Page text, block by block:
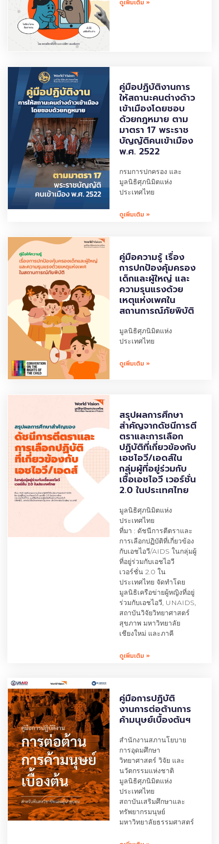
ดูเพิ่มเติม »
คู่มือปฏิบัติงานการ
ให้สถานะคนต่างด้าว
เข้าเมืองโดยชอบ
ด้วยกฎหมาย ตาม
มาตรา 17 พระราช
บัญญัติคนเข้าเมือง
พ.ศ. 2522
กรมการปกครอง และ
มูลนิธิศุภนิมิตแห่ง
ประเทศไทย
ดูเพิ่มเติม »
คู่มือความรู้ เรื่อง
การปกป้องคุ้มครอง
เด็กและผู้ใหญ่ และ
ความรุนแรงด้วย
เหตุแห่งเพศใน
สถานการณ์ภัยพิบัติ
มูลนิธิศุภนิมิตแห่ง
ประเทศไทย
ดูเพิ่มเติม »
สรุปผลการศึกษา
สำคัญจากดัชนีการตี
ตราและการเลือก
ปฏิบัติที่เกี่ยวข้องกับ
เอชไอวี/เอดส์ใน
กลุ่มผู้ที่อยู่ร่วมกับ
เชื้อเอชไอวี เวอร์ชั่น
2.0 ในประเทศไทย
มูลนิธิศุภนิมิตแห่ง
ประเทศไทย
ที่มา : ดัชนีการตีตราและ
การเลือกปฏิบัติที่เกี่ยวข้อง
กับเอชไอวี/AIDS ในกลุ่มผู้
ที่อยู่ร่วมกับเอชไอวี
เวอร์ชั่น 2.0 ใน
ประเทศไทย จัดทำโดย
มูลนิธิเครือข่ายผู้หญิงที่อยู่
ร่วมกับเอชไอวี, UNAIDS,
สถาบันวิจัยวิทยาศาสตร์
สุขภาพ มหาวิทยาลัย
เชียงใหม่ และภาคี
ดูเพิ่มเติม »
คู่มือการปฏิบัติ
งานการต่อต้านการ
ค้ามนุษย์เบื้องต้นฯ
สำนักงานสภานโยบาย
การอุดมศึกษา
วิทยาศาสตร์ วิจัย และ
นวัตกรรมแห่งชาติ
มูลนิธิศุภนิมิตแห่ง
ประเทศไทย
สถาบันเสริมศึกษาและ
ทรัพยากรมนุษย์
มหาวิทยาลัยธรรมศาสตร์